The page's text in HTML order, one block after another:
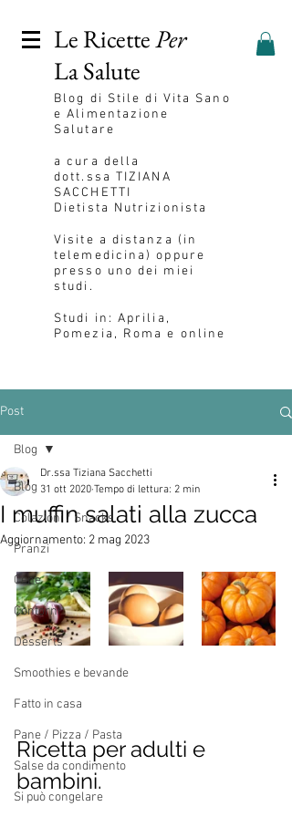
Le RicettePer
La Salute
Blog di Stile di Vita Sano
e Alimentazione
Salutare
a cura della
dott.ssa TIZIANA
SACCHETTI
Dietista Nutrizionista
Visite a distanza (in
telemedicina) oppure
presso uno dei miei
studi.
Studi in: Aprilia,
Pomezia, Roma e online
Post
Blog
Colazioni / Snacks
Pranzi
Cene
Contorni
Desserts
Smoothies e bevande
Fatto in casa
Pane / Pizza / Pasta
Salse da condimento
Si può congelare
Blog
I muffin salati alla zucca
Dr.ssa Tiziana Sacchetti
31 ott 2020 Tempo di lettura: 2 min
Aggiornamento: 2 mag 2023
Ricetta per adulti e
bambini.